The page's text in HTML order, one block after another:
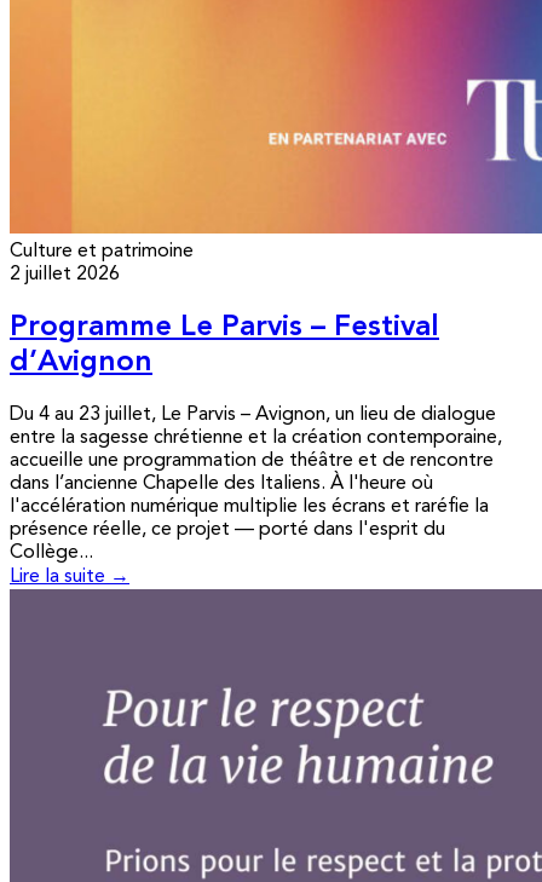
Culture et patrimoine
2 juillet 2026
Programme Le Parvis – Festival
d’Avignon
Du 4 au 23 juillet, Le Parvis – Avignon, un lieu de dialogue
entre la sagesse chrétienne et la création contemporaine,
accueille une programmation de théâtre et de rencontre
dans l’ancienne Chapelle des Italiens. À l'heure où
l'accélération numérique multiplie les écrans et raréfie la
présence réelle, ce projet — porté dans l'esprit du
Collège...
Lire la suite →